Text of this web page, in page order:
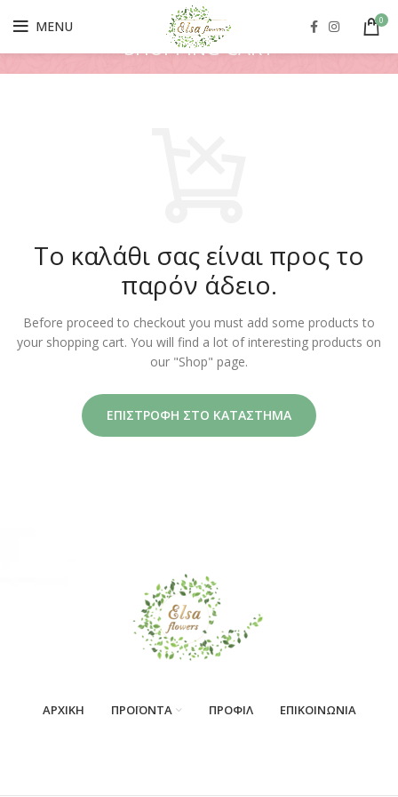
MENU 0
SHOPPING CART
Το καλάθι σας είναι προς το
παρόν άδειο.
Before proceed to checkout you must add some products to
your shopping cart. You will find a lot of interesting products on
our "Shop" page.
ΕΠΙΣΤΡΟΦΉ ΣΤΟ ΚΑΤΆΣΤΗΜΑ
ΑΡΧΙΚΗ ΠΡΟΪΟΝΤΑ ΠΡΟΦΙΛ ΕΠΙΚΟΙΝΩΝΙΑ